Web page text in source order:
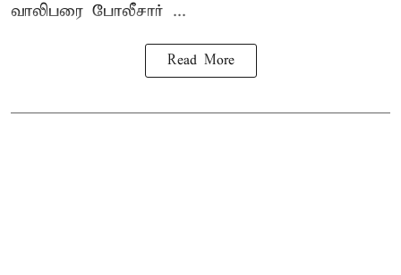
வாலிபரை போலீசார் ...
Read More